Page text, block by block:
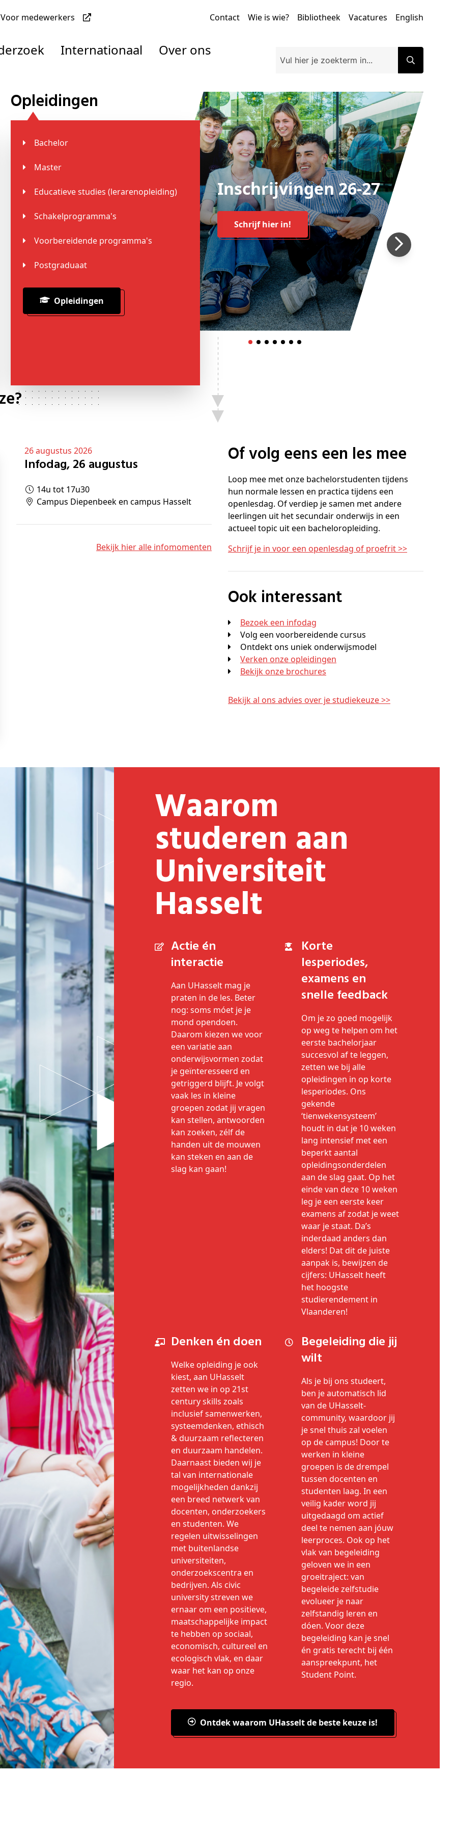
Voor medewerkers Contact Wie is wie? Bibliotheek Vacatures English
Internationaal Over ons
Opleidingen
Bachelor
Master
Educatieve studies (lerarenopleiding)
Schakelprogramma's
Voorbereidende programma's
Postgraduaat
Opleidingen
Inschrijvingen 26-27
Schrijf hier in!
26 augustus 2026
Infodag, 26 augustus
14u tot 17u30
Campus Diepenbeek en campus Hasselt
Bekijk hier alle infomomenten
Of volg eens een les mee
Loop mee met onze bachelorstudenten tijdens
hun normale lessen en practica tijdens een
openlesdag. Of verdiep je samen met andere
leerlingen uit het secundair onderwijs in een
actueel topic uit een bacheloropleiding.
Schrijf je in voor een openlesdag of proefrit >>
Ook interessant
Bezoek een infodag
Volg een voorbereidende cursus
Ontdekt ons uniek onderwijsmodel
Verken onze opleidingen
Bekijk onze brochures
Bekijk al ons advies over je studiekeuze >>
Waarom
studeren aan
Universiteit
Hasselt
Actie én
interactie
Aan UHasselt mag je
praten in de les. Beter
nog: soms móet je je
mond opendoen.
Daarom kiezen we voor
een variatie aan
onderwijsvormen zodat
je geïnteresseerd en
getriggerd blijft. Je volgt
vaak les in kleine
groepen zodat jij vragen
kan stellen, antwoorden
kan zoeken, zélf de
handen uit de mouwen
kan steken en aan de
slag kan gaan!
Korte
lesperiodes,
examens en
snelle feedback
Om je zo goed mogelijk
op weg te helpen om het
eerste bachelorjaar
succesvol af te leggen,
zetten we bij alle
opleidingen in op korte
lesperiodes. Ons
gekende
‘tienwekensysteem’
houdt in dat je 10 weken
lang intensief met een
beperkt aantal
opleidingsonderdelen
aan de slag gaat. Op het
einde van deze 10 weken
leg je een eerste keer
examens af zodat je weet
waar je staat. Da’s
inderdaad anders dan
elders! Dat dit de juiste
aanpak is, bewijzen de
cijfers: UHasselt heeft
het hoogste
studierendement in
Vlaanderen!
Denken én doen
Welke opleiding je ook
kiest, aan UHasselt
zetten we in op 21st
century skills zoals
inclusief samenwerken,
systeemdenken, ethisch
& duurzaam reflecteren
en duurzaam handelen.
Daarnaast bieden wij je
tal van internationale
mogelijkheden dankzij
een breed netwerk van
docenten, onderzoekers
en studenten. We
regelen uitwisselingen
met buitenlandse
universiteiten,
onderzoekscentra en
bedrijven. Als civic
university streven we
ernaar om een positieve,
maatschappelijke impact
te hebben op sociaal,
economisch, cultureel en
ecologisch vlak, en daar
waar het kan op onze
regio.
Begeleiding die jij
wilt
Als je bij ons studeert,
ben je automatisch lid
van de UHasselt-
community, waardoor jij
je snel thuis zal voelen
op de campus! Door te
werken in kleine
groepen is de drempel
tussen docenten en
studenten laag. In een
veilig kader word jij
uitgedaagd om actief
deel te nemen aan jóuw
leerproces. Ook op het
vlak van begeleiding
geloven we in een
groeitraject: van
begeleide zelfstudie
evolueer je naar
zelfstandig leren en
dóen. Voor deze
begeleiding kan je snel
én gratis terecht bij één
aanspreekpunt, het
Student Point.
Ontdek waarom UHasselt de beste keuze is!